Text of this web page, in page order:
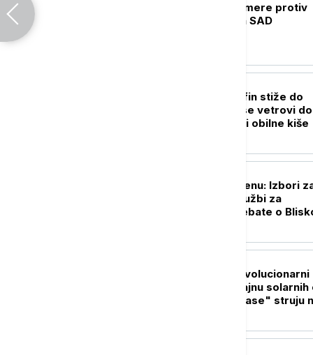
Kina uvodi kontramere protiv
restriktivnih mera SAD
Snažan tajfun Delfin stiže do
Japana: Očekuju se vetrovi
kilometara na sat i obilne kiše
Kampanja u Mičigenu: Izbori
Senat između optužbi za
antisemitizam i debate o
Kosmički ples: Revolucionarni
snimci otkrivaju tajnu solarnih
koje mogu da "ugase" struju